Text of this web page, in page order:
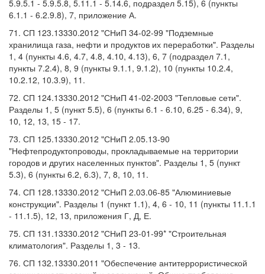
5.9.5.1 - 5.9.5.8, 5.11.1 - 5.14.6, подраздел 5.15), 6 (пункты
6.1.1 - 6.2.9.8), 7, приложение А.
71. СП 123.13330.2012 "СНиП 34-02-99 "Подземные
хранилища газа, нефти и продуктов их переработки". Разделы
1, 4 (пункты 4.6, 4.7, 4.8, 4.10, 4.13), 6, 7 (подраздел 7.1,
пункты 7.2.4), 8, 9 (пункты 9.1.1, 9.1.2), 10 (пункты 10.2.4,
10.2.12, 10.3.9), 11.
72. СП 124.13330.2012 "СНиП 41-02-2003 "Тепловые сети".
Разделы 1, 5 (пункт 5.5), 6 (пункты 6.1 - 6.10, 6.25 - 6.34), 9,
10, 12, 13, 15 - 17.
73. СП 125.13330.2012 "СНиП 2.05.13-90
"Нефтепродуктопроводы, прокладываемые на территории
городов и других населенных пунктов". Разделы 1, 5 (пункт
5.3), 6 (пункты 6.2, 6.3), 7, 8, 10, 11.
74. СП 128.13330.2012 "СНиП 2.03.06-85 "Алюминиевые
конструкции". Разделы 1 (пункт 1.1), 4, 6 - 10, 11 (пункты 11.1.1
- 11.1.5), 12, 13, приложения Г, Д, Е.
75. СП 131.13330.2012 "СНиП 23-01-99* "Строительная
климатология". Разделы 1, 3 - 13.
76. СП 132.13330.2011 "Обеспечение антитеррористической